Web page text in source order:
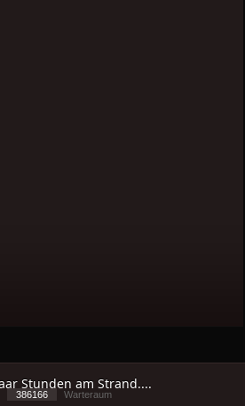
Stunden am Strand....
386166
Warteraum